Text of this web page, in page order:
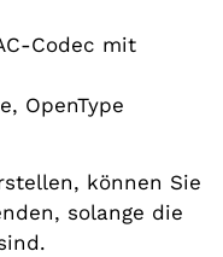
Codec mit
OpenType
können Sie
solange die